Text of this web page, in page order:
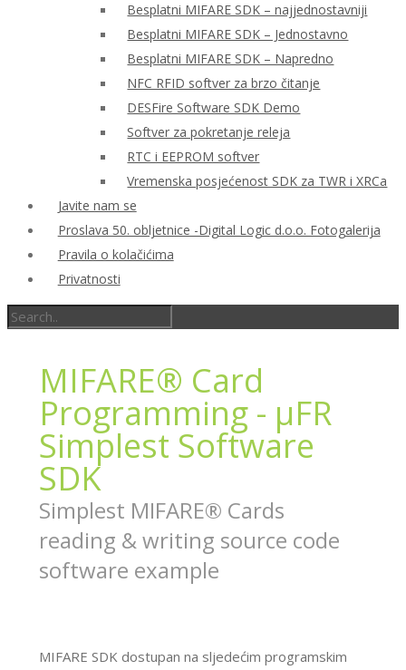
Besplatni MIFARE SDK – najjednostavniji
Besplatni MIFARE SDK – Jednostavno
Besplatni MIFARE SDK – Napredno
NFC RFID softver za brzo čitanje
DESFire Software SDK Demo
Softver za pokretanje releja
RTC i EEPROM softver
Vremenska posjećenost SDK za TWR i XRCa
Javite nam se
Proslava 50. obljetnice -Digital Logic d.o.o. Fotogalerija
Pravila o kolačićima
Privatnosti
MIFARE® Card
Programming - µFR
Simplest Software
SDK
Simplest MIFARE® Cards
reading & writing source code
software example
MIFARE SDK dostupan na sljedećim programskim